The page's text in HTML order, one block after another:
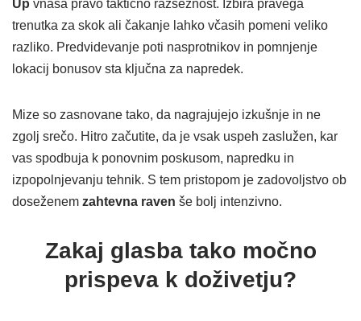
Up vnaša pravo taktično razsežnost. Izbira pravega
trenutka za skok ali čakanje lahko včasih pomeni veliko
razliko. Predvidevanje poti nasprotnikov in pomnjenje
lokacij bonusov sta ključna za napredek.
Mize so zasnovane tako, da nagrajujejo izkušnje in ne
zgolj srečo. Hitro začutite, da je vsak uspeh zaslužen, kar
vas spodbuja k ponovnim poskusom, napredku in
izpopolnjevanju tehnik. S tem pristopom je zadovoljstvo ob
doseženem zahtevna raven še bolj intenzivno.
Zakaj glasba tako močno
prispeva k doživetju?